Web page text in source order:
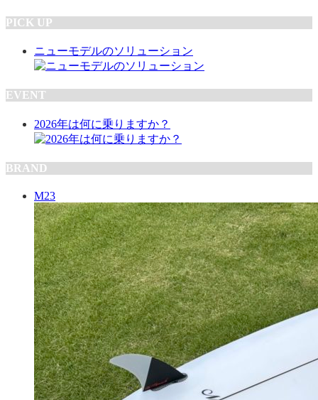
PICK UP
ニューモデルのソリューション
EVENT
2026年は何に乗りますか？
BRAND
M23